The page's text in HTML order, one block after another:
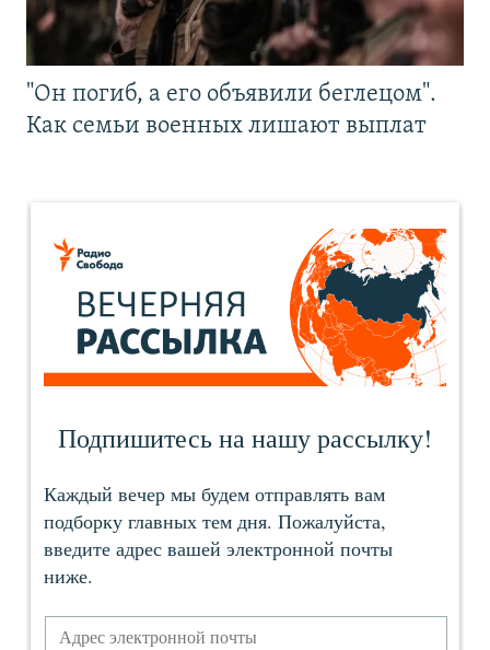
"Он погиб, а его объявили беглецом".
Как семьи военных лишают выплат